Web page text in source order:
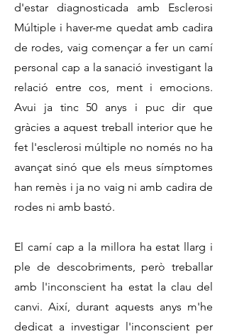
d'estar diagnosticada amb Esclerosi
Múltiple i haver-me quedat amb cadira
de rodes, vaig començar a fer un camí
personal cap a la sanació investigant la
relació entre cos, ment i emocions.
Avui ja tinc 50 anys i puc dir que
gràcies a aquest treball interior que he
fet l'esclerosi múltiple no només no ha
avançat sinó que els meus símptomes
han remès i ja no vaig ni amb cadira de
rodes ni amb bastó.
El camí cap a la millora ha estat llarg i
ple de descobriments, però treballar
amb l'inconscient ha estat la clau del
canvi. Així, durant aquests anys m'he
dedicat a investigar l'inconscient per